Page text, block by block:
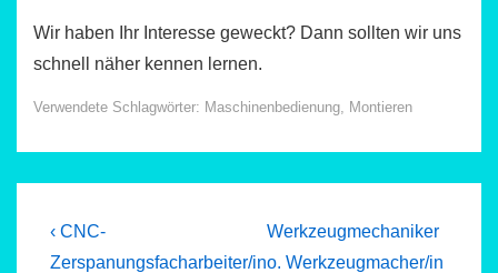
Wir haben Ihr Interesse geweckt? Dann sollten wir uns
schnell näher kennen lernen.
Verwendete Schlagwörter: Maschinenbedienung, Montieren
Beitragsnavigation
Previous
Post
‹ CNC-
Zerspanungsfacharbeiter/in
Next
Post
Werkzeugmechaniker
o. Werkzeugmacher/in